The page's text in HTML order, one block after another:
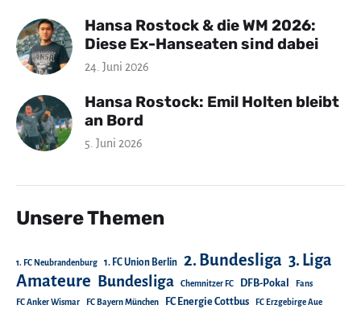
Hansa Rostock & die WM 2026:
Diese Ex-Hanseaten sind dabei
24. Juni 2026
Hansa Rostock: Emil Holten bleibt
an Bord
5. Juni 2026
Unsere Themen
1. FC Neubrandenburg 1. FC Union Berlin 2. Bundesliga 3. Liga
Amateure Bundesliga Chemnitzer FC DFB-Pokal Fans
FC Anker Wismar FC Bayern München FC Energie Cottbus FC Erzgebirge Aue